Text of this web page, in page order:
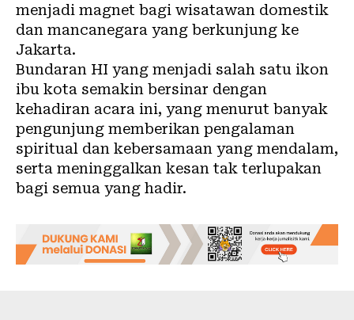
menjadi magnet bagi wisatawan domestik
dan mancanegara yang berkunjung ke
Jakarta.
Bundaran HI yang menjadi salah satu ikon
ibu kota semakin bersinar dengan
kehadiran acara ini, yang menurut banyak
pengunjung memberikan pengalaman
spiritual dan kebersamaan yang mendalam,
serta meninggalkan kesan tak terlupakan
bagi semua yang hadir.